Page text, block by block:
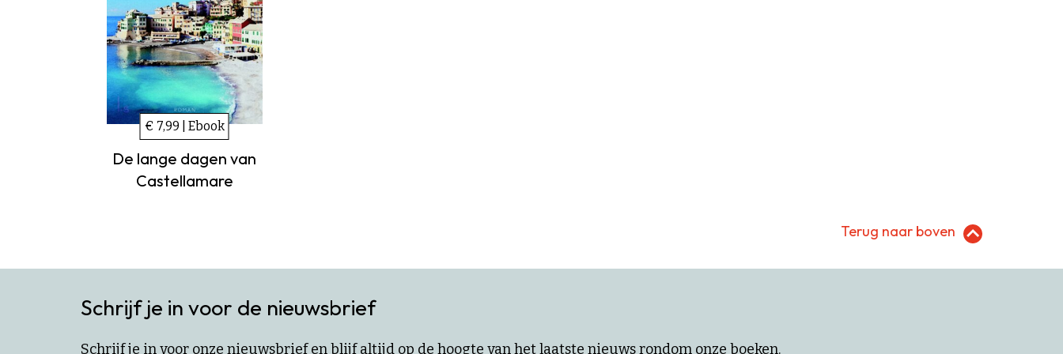
€ 7,99 | Ebook
De lange dagen van
Castellamare
Terug naar boven
Schrijf je in voor de nieuwsbrief
Schrijf je in voor onze nieuwsbrief en blijf altijd op de hoogte van het laatste nieuws rondom onze boeken.